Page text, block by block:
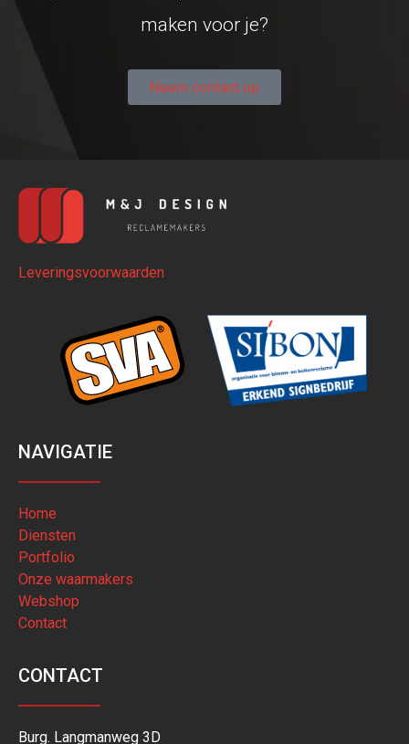
maken voor je?
Neem contact op
Leveringsvoorwaarden
NAVIGATIE
Home
Diensten
Portfolio
Onze waarmakers
Webshop
Contact
CONTACT
Burg. Langmanweg 3D